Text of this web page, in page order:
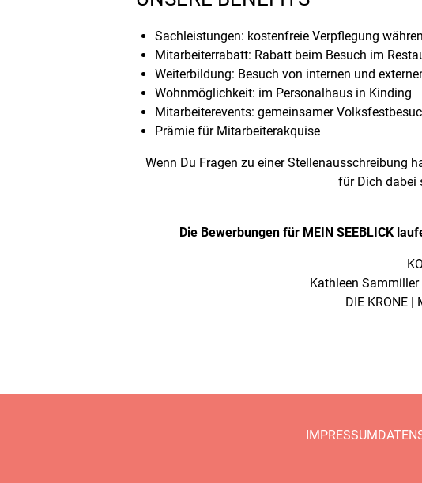
Sachleistungen: kostenfreie Verpflegung
Mitarbeiterrabatt: Rabatt beim Besuch im
Weiterbildung: Besuch von internen und
Wohnmöglichkeit: im Personalhaus in Kinding
Mitarbeiterevents: gemeinsamer
Prämie für Mitarbeiterakquise
Wenn Du Fragen zu einer Stellenausschreibung
für Dich dabei
Die Bewerbungen für MEIN SEEBLICK
Kathleen Sammiller
DIE KRONE
IMPRESSUM